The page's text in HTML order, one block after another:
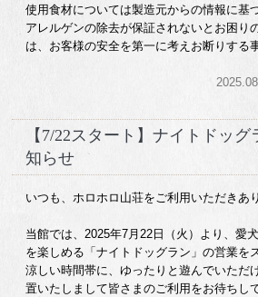
使用食材については製造元からの情報に基
アレルゲンの除去が保証されないとお困り
は、お客様の安全を第一に考えお断りする
【7/22スタート】ナイトドッ
知らせ
いつも、ホロホロ山荘をご利用いただきあ
当館では、2025年7月22日（火）より、愛
を楽しめる「ナイトドッグラン」の営業を
涼しい時間帯に、ゆったりと遊んでいただ
置いたしまして皆さまのご利用をお待ちし